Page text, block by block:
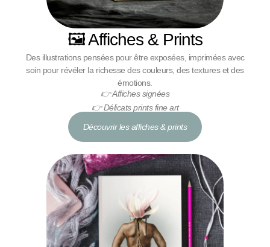
🖼️ Affiches & Prints
Des illustrations pensées pour être exposées, imprimées avec
soin pour révéler la richesse des couleurs, des textures et des
émotions.
👉Affiches signées
👉Délicats prints fine art
Découvrir les affiches & prints